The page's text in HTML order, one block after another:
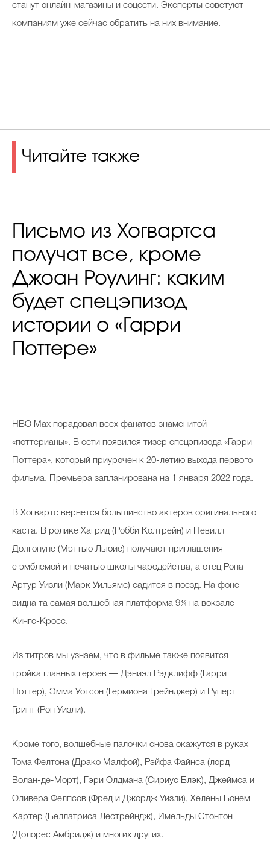
станут онлайн-магазины и соцсети. Эксперты советуют
компаниям уже сейчас обратить на них внимание.
Читайте также
Письмо из Хогвартса
получат все, кроме
Джоан Роулинг: каким
будет спецэпизод
истории о «Гарри
Поттере»
HBO Max порадовал всех фанатов знаменитой
«поттерианы». В сети появился тизер спецэпизода «Гарри
Поттера», который приурочен к 20-летию выхода первого
фильма. Премьера запланирована на 1 января 2022 года.
В Хогвартс вернется большинство актеров оригинального
каста. В ролике Хагрид (Робби Колтрейн) и Невилл
Долгопупс (Мэттью Льюис) получают приглашения
с эмблемой и печатью школы чародейства, а отец Рона
Артур Уизли (Марк Уильямс) садится в поезд. На фоне
видна та самая волшебная платформа 9¾ на вокзале
Кингс-Кросс.
Из титров мы узнаем, что в фильме также появится
тройка главных героев — Дэниэл Рэдклифф (Гарри
Поттер), Эмма Уотсон (Гермиона Грейнджер) и Руперт
Гринт (Рон Уизли).
Кроме того, волшебные палочки снова окажутся в руках
Тома Фелтона (Драко Малфой), Рэйфа Файнса (лорд
Волан-де-Морт), Гэри Олдмана (Сириус Блэк), Джеймса и
Оливера Фелпсов (Фред и Джордж Уизли), Хелены Бонем
Картер (Беллатриса Лестрейндж), Имельды Стонтон
(Долорес Амбридж) и многих других.